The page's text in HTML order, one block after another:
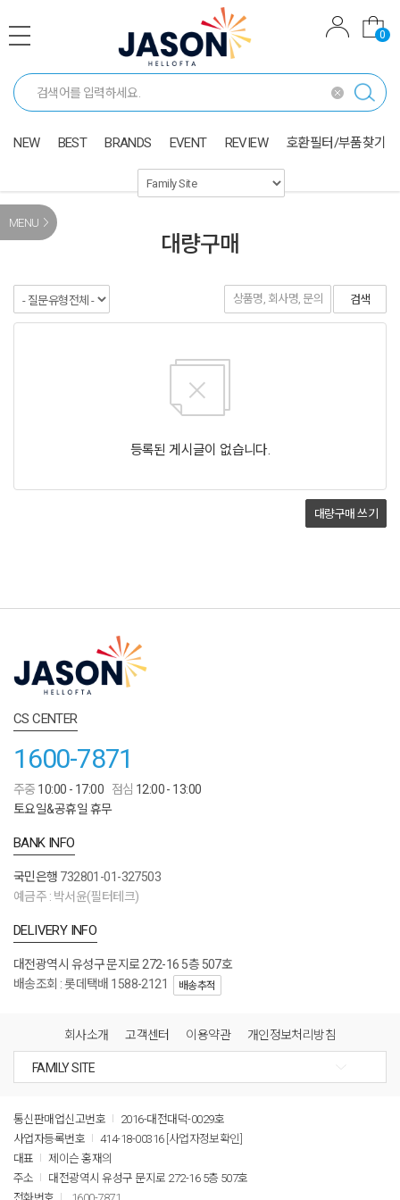
0
NEW BEST BRANDS EVENT REVIEW 호환필터/부품찾기
MENU
대량구매
검색
등록된 게시글이 없습니다.
대량구매쓰기
CS CENTER
1600-7871
주중 10:00 - 17:00 점심 12:00 - 13:00
토요일&공휴일 휴무
BANK INFO
국민은행 732801-01-327503
예금주 : 박서윤(필터테크)
DELIVERY INFO
대전광역시 유성구 문지로 272-16 5층 507호
배송조회 : 롯데택배 1588-2121
배송추적
회사소개 고객센터 이용약관 개인정보처리방침
통신판매업신고번호
2016-대전대덕-0029호
사업자등록번호
414-18-00316 [사업자정보확인]
대표
제이슨 홍재의
주소
대전광역시 유성구 문지로 272-16 5층 507호